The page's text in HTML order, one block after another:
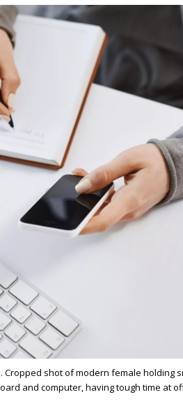
shot of modern female holding
and computer, having tough time at